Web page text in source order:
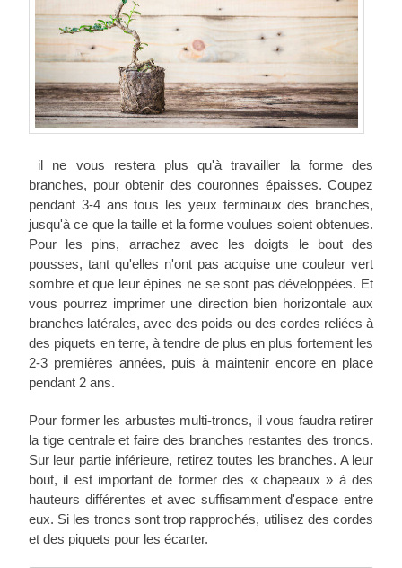
il ne vous restera plus qu'à travailler la forme des
branches, pour obtenir des couronnes épaisses. Coupez
pendant 3-4 ans tous les yeux terminaux des branches,
jusqu'à ce que la taille et la forme voulues soient obtenues.
Pour les pins, arrachez avec les doigts le bout des
pousses, tant qu'elles n'ont pas acquise une couleur vert
sombre et que leur épines ne se sont pas développées. Et
vous pourrez imprimer une direction bien horizontale aux
branches latérales, avec des poids ou des cordes reliées à
des piquets en terre, à tendre de plus en plus fortement les
2-3 premières années, puis à maintenir encore en place
pendant 2 ans.
Pour former les arbustes multi-troncs, il vous faudra retirer
la tige centrale et faire des branches restantes des troncs.
Sur leur partie inférieure, retirez toutes les branches. A leur
bout, il est important de former des « chapeaux » à des
hauteurs différentes et avec suffisamment d'espace entre
eux. Si les troncs sont trop rapprochés, utilisez des cordes
et des piquets pour les écarter.